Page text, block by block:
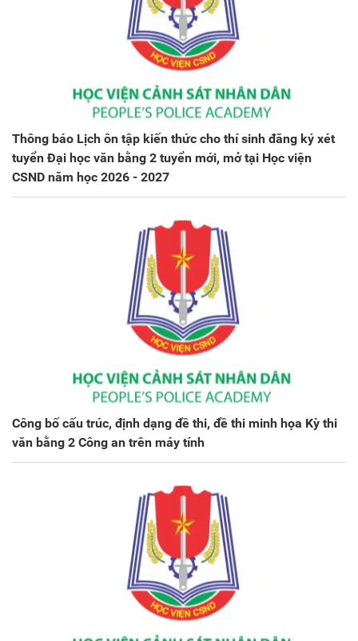
Thông báo Lịch ôn tập kiến thức cho thí sinh đăng ký xét
tuyển Đại học văn bằng 2 tuyển mới, mở tại Học viện
CSND năm học 2026 - 2027
Công bố cấu trúc, định dạng đề thi, đề thi minh họa Kỳ thi
văn bằng 2 Công an trên máy tính